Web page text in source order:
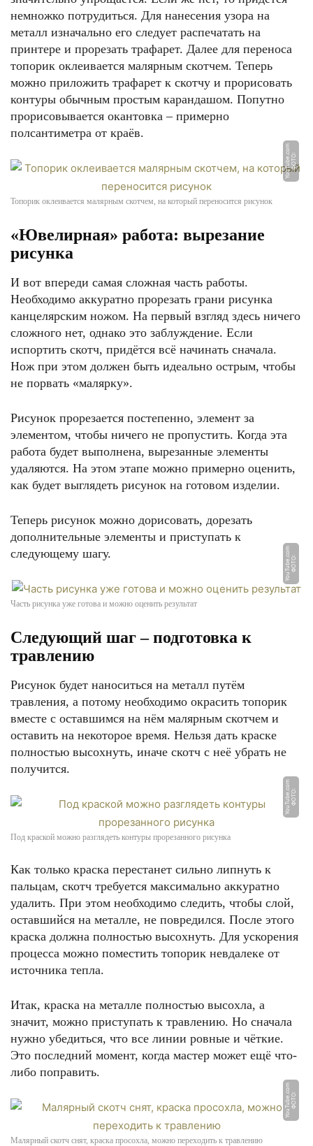
немножко потрудиться. Для нанесения узора на
металл изначально его следует распечатать на
принтере и прорезать трафарет. Далее для переноса
топорик оклеивается малярным скотчем. Теперь
можно приложить трафарет к скотчу и прорисовать
контуры обычным простым карандашом. Попутно
прорисовывается окантовка – примерно
полсантиметра от краёв.
Ф
О
Т
О:
Y
o
u
T
u
b
e.
c
o
m
Топорик оклеивается малярным скотчем, на который переносится рисунок
«Ювелирная» работа: вырезание
рисунка
И вот впереди самая сложная часть работы.
Необходимо аккуратно прорезать грани рисунка
канцелярским ножом. На первый взгляд здесь ничего
сложного нет, однако это заблуждение. Если
испортить скотч, придётся всё начинать сначала.
Нож при этом должен быть идеально острым, чтобы
не порвать «малярку».
Рисунок прорезается постепенно, элемент за
элементом, чтобы ничего не пропустить. Когда эта
работа будет выполнена, вырезанные элементы
удаляются. На этом этапе можно примерно оценить,
как будет выглядеть рисунок на готовом изделии.
Теперь рисунок можно дорисовать, дорезать
дополнительные элементы и приступать к
следующему шагу.
Ф
О
Т
О:
Y
o
u
T
u
b
e.
c
o
m
Часть рисунка уже готова и можно оценить результат
Следующий шаг – подготовка к
травлению
Рисунок будет наноситься на металл путём
травления, а потому необходимо окрасить топорик
вместе с оставшимся на нём малярным скотчем и
оставить на некоторое время. Нельзя дать краске
полностью высохнуть, иначе скотч с неё убрать не
получится.
Ф
О
Т
О:
Y
o
u
T
u
b
e.
c
o
m
Под краской можно разглядеть контуры прорезанного рисунка
Как только краска перестанет сильно липнуть к
пальцам, скотч требуется максимально аккуратно
удалить. При этом необходимо следить, чтобы слой,
оставшийся на металле, не повредился. После этого
краска должна полностью высохнуть. Для ускорения
процесса можно поместить топорик невдалеке от
источника тепла.
Итак, краска на металле полностью высохла, а
значит, можно приступать к травлению. Но сначала
нужно убедиться, что все линии ровные и чёткие.
Это последний момент, когда мастер может ещё что-
либо поправить.
Ф
О
Т
О:
Y
o
u
T
u
b
e.
c
o
m
Малярный скотч снят, краска просохла, можно переходить к травлению